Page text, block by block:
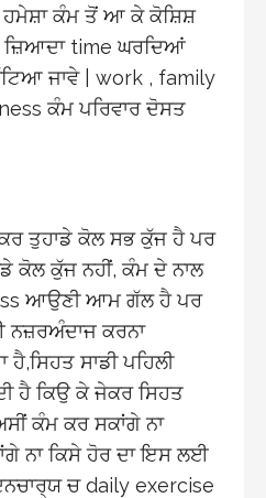
ਕੰਮ ਤੋਂ ਆ ਕੇ ਕੋਸ਼ਿਸ਼
ਜ਼ਿਆਦਾ time ਘਰਦਿਆਂ
ਜਾਵੇ | work , family
ਕੰਮ ਪਰਿਵਾਰ ਦੋਸਤ
ਤੁਹਾਡੇ ਕੋਲ ਸਭ ਕੁੱਜ ਹੈ ਪਰ
ਕੋਲ ਕੁੱਜ ਨਹੀਂ, ਕੰਮ ਦੇ ਨਾਲ
ਆਉਣੀ ਆਮ ਗੱਲ ਹੈ ਪਰ
ਕਰਨਾ
ਸਾਡੀ ਪਹਿਲੀ
ਹੈ ਕਿਉ ਕੇ ਜੇਕਰ ਸਿਹਤ
ਕੰਮ ਕਰ ਸਕਾਂਗੇ ਨਾ
ਨਾ ਕਿਸੇ ਹੋਰ ਦਾ ਇਸ ਲਈ
ਚ daily exercise